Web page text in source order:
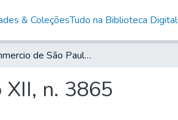
& ColeçõesTudo na Biblioteca Digital
O Commercio de São Paulo, 1904, Ano XII, n. 3865
n. 3865